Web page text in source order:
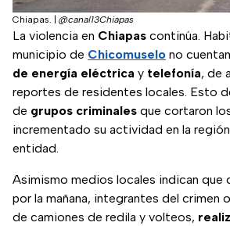
Chiapas. @canal13Chiapas
La violencia en Chiapas continúa.
municipio de Chicomuselo no
de energía eléctrica y telefonía, de
reportes de residentes locales. Esto
de grupos criminales que cortaron
incrementado su actividad en la
entidad.
Asimismo medios locales indican que
por la mañana, integrantes del crimen
de camiones de redila y volteos,